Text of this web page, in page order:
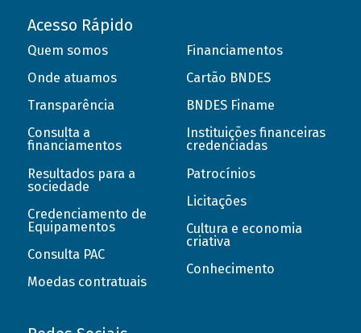
Acesso Rápido
Quem somos
Onde atuamos
Transparência
Consulta a
financiamentos
Resultados para a
sociedade
Credenciamento de
Equipamentos
Consulta PAC
Moedas contratuais
Financiamentos
Cartão BNDES
BNDES Finame
Instituições financeiras
credenciadas
Patrocínios
Licitações
Cultura e economia
criativa
Conhecimento